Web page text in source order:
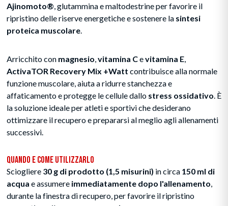
Ajinomoto® , glutammina e maltodestrine per favorire il
ripristino delle riserve energetiche e sostenere la sintesi
proteica muscolare
Arricchito con magnesio vitamina Cevitamina E
ActivaTOR Recovery Mix +Watt contribuisce alla normale
funzione muscolare, aiuta a ridurre stanchezza e
affaticamento e protegge le cellule dallo stress ossidativo . È
la soluzione ideale per atleti e sportivi che desiderano
ottimizzare il recupero e prepararsi al meglio agli allenamenti
successivi.
Quando e Come Utilizzarlo
Sciogliere 30 g di prodotto (1,5 misurini) in circa 150 ml di
acqua e assumere immediatamente dopo l'allenamento
durante la finestra di recupero, per favorire il ripristino